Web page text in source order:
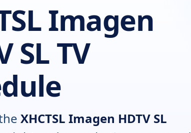
Imagen
SL TV
XHCTSL Imagen HDTV SL